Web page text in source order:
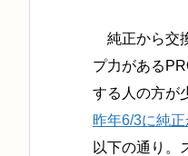
純正から交
プ力がある
する人の方が
昨年6/3に純
以下の通り。